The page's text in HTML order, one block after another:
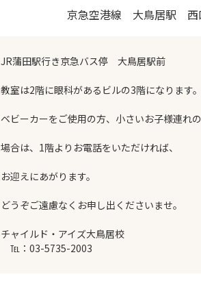
京急空港線 大鳥居駅 西
JR蒲田駅行き京急バス停 大鳥居駅前
教室は2階に眼科があるビルの3階になります。
ベビーカーをご使用の方、小さいお子様連れの
場合は、1階よりお電話をいただければ、
お迎えにあがります。
どうぞご遠慮なくお申し出くださいませ。
チャイルド・アイズ大鳥居校
℡：03-5735-2003